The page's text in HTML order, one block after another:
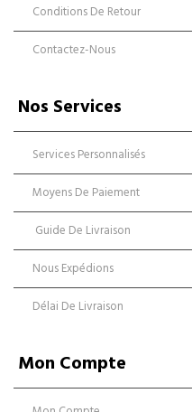
Conditions De Retour
Contactez-Nous
Nos Services
Services Personnalisés
Moyens De Paiement
Guide De Livraison
Nous Expédions
Délai De Livraison
Mon Compte